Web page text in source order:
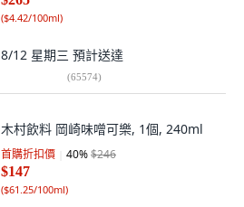
($4.42/100ml)
8/12 星期三 預計送達
(65574)
木村飲料 岡崎味噌可樂, 1個, 240ml
首購折扣價 40%$246
$147
($61.25/100ml)